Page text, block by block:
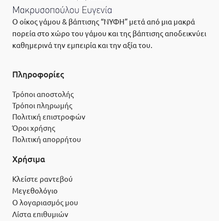
Ο οίκος γάμου & βάπτισης “ΝΥΦΗ” μετά από μια μακρά
πορεία στο χώρο του γάμου και της βάπτισης αποδεικνύει
καθημερινά την εμπειρία και την αξία του.
Πληροφορίες
Τρόποι αποστολής
Τρόποι πληρωμής
Πολιτική επιστροφών
Όροι χρήσης
Πολιτική απορρήτου
Χρήσιμα
Κλείστε ραντεβού
Μεγεθολόγιο
Ο λογαριασμός μου
Λίστα επιθυμιών